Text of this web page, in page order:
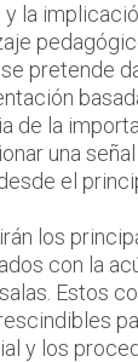
y la
pretende
de la
una
el
los
con la
Estos
y los